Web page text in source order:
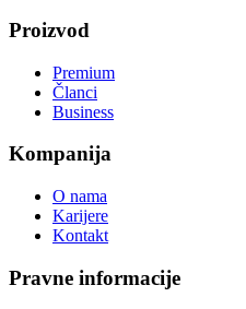
Proizvod
Premium
Članci
Business
Kompanija
O nama
Karijere
Kontakt
Pravne informacije